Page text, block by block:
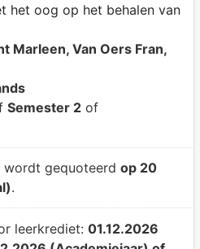
het oog op het behalen van
Marleen, Van Oers Fran,
Semester 2of
wordt gequoteerd op 20
.
leerkrediet: 01.12.2026